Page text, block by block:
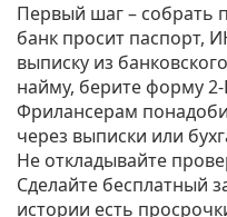
Первый шаг – собрать
банк просит паспорт,
выписку из
найму, берите форму
Фрилансерам
через выписки или
Не откладывайте
Сделайте бесплатный
истории есть